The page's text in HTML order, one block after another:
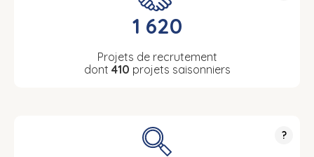
1 620
Projets de recrutement
dont 410 projets saisonniers
?